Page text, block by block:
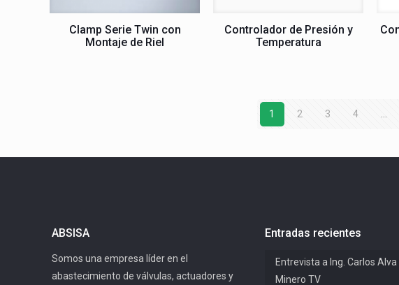
Clamp Serie Twin con
Montaje de Riel
Controlador de Presión y
Temperatura
1 2 3 4
ABSISA
Somos una empresa líder en el
abastecimiento de válvulas, actuadores y
Entradas recientes
Entrevista a Ing. Carlos
Minero TV